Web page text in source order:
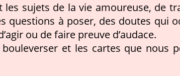
sujets de la vie amoureuse, de
questions à poser, des doutes qui
ou de faire preuve d’audace.
et les cartes que nous